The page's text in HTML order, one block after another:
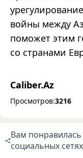
войны между
поможет этим
со странами
Caliber.Az
Просмотров:3216
Вам
социальных сетях